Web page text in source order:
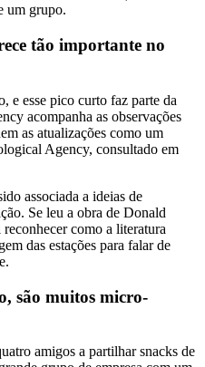
um grupo.
tão importante no
e esse pico curto faz parte da
acompanha as observações
as atualizações como um
Agency, consultado em
associada a ideias de
Se leu a obra de Donald
como a literatura
das estações para falar de
são muitos micro-
amigos a partilhar snacks de